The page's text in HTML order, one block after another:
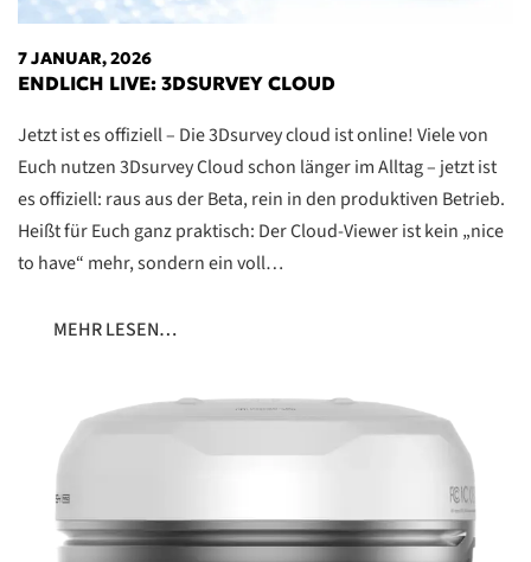
7 JANUAR, 2026
ENDLICH LIVE: 3DSURVEY CLOUD
Jetzt ist es offiziell – Die 3Dsurvey cloud ist online! Viele von
Euch nutzen 3Dsurvey Cloud schon länger im Alltag – jetzt ist
es offiziell: raus aus der Beta, rein in den produktiven Betrieb.
Heißt für Euch ganz praktisch: Der Cloud-Viewer ist kein „nice
to have“ mehr, sondern ein voll…
MEHR LESEN…